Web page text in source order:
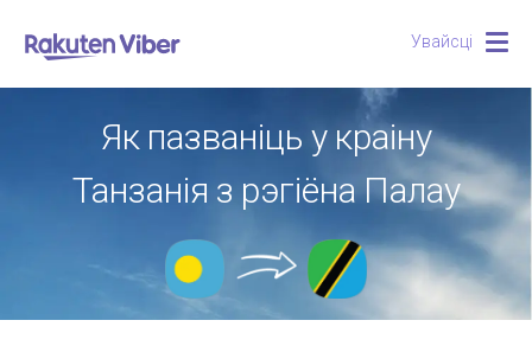
Увайсці
Як пазваніць у краіну
Танзанія з рэгіёна Палау